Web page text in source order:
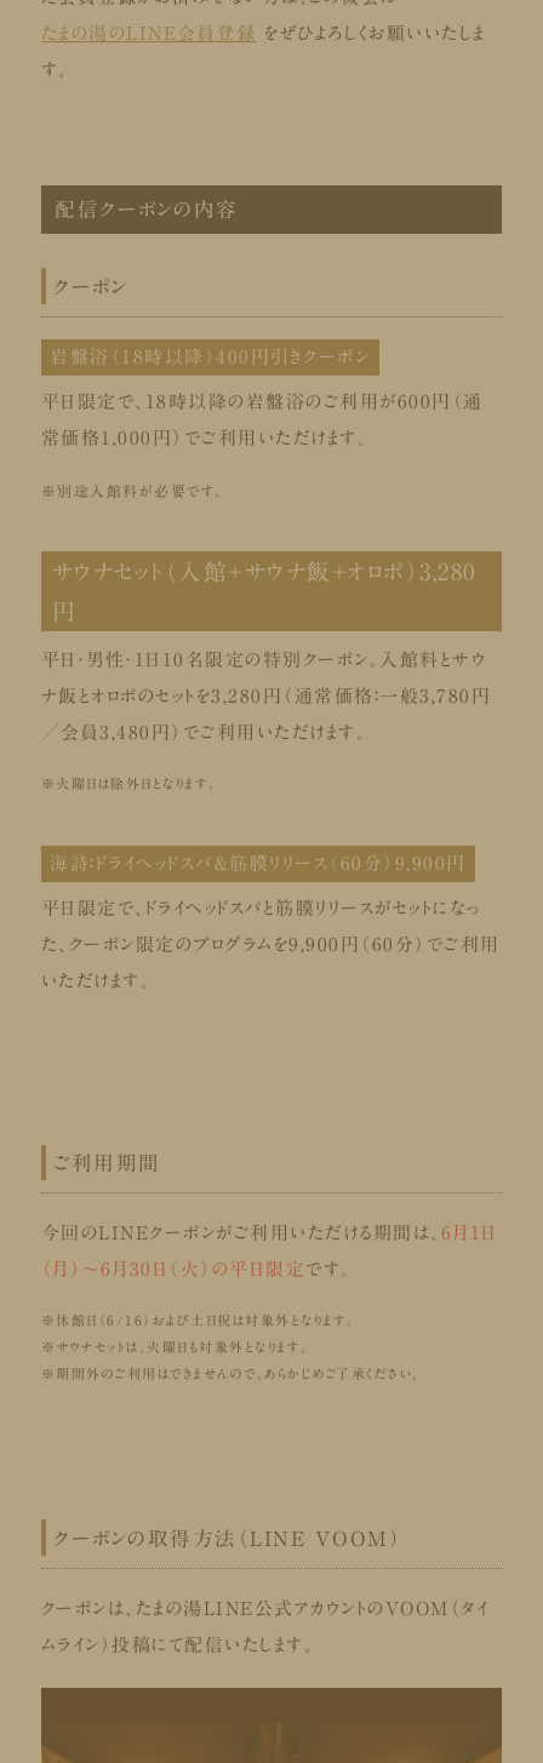
たまの湯のLINE会員登録
をぜひよろしくお願いいたしま
す。
配信クーポンの内容
クーポン
岩盤浴（18時以降）400円引きクーポン
平日限定で、18時以降の岩盤浴のご利用が600円（通
常価格1,000円）でご利用いただけます。
※別途入館料が必要です。
サウナセット（入館+サウナ飯+オロポ）3,280
円
平日・男性・1日10名限定の特別クーポン。入館料とサウ
ナ飯とオロポのセットを3,280円（通常価格：一般3,780円
／会員3,480円）でご利用いただけます。
※火曜日は除外日となります。
海詩：ドライヘッドスパ＆筋膜リリース（60分）9,900円
平日限定で、ドライヘッドスパと筋膜リリースがセットになっ
た、クーポン限定のプログラムを9,900円（60分）でご利用
いただけます。
ご利用期間
今回のLINEクーポンがご利用いただける期間は、 6月1日
（月）～6月30日（火）の平日限定 です。
※休館日（6/16）および土日祝は対象外となります。
※サウナセットは、火曜日も対象外となります。
※期間外のご利用はできませんので、あらかじめご了承ください。
クーポンの取得方法（LINE VOOM）
クーポンは、たまの湯LINE公式アカウントのVOOM（タイ
ムライン）投稿にて配信いたします。